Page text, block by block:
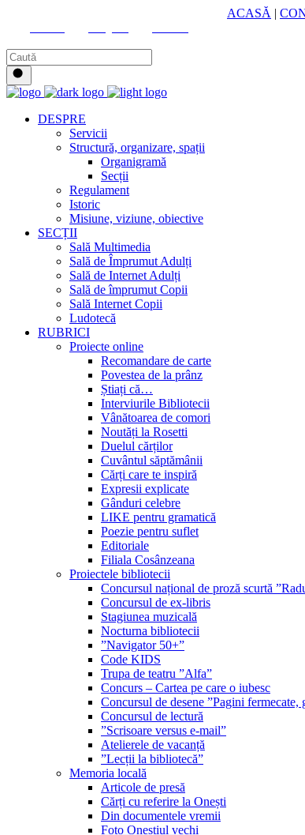
ACASĂ |
DESPRE
Servicii
Structură, organizare, spații
Organigramă
Secții
Regulament
Istoric
Misiune, viziune, obiective
SECȚII
Sală Multimedia
Sală de Împrumut Adulți
Sală de Internet Adulți
Sală de împrumut Copii
Sală Internet Copii
Ludotecă
RUBRICI
Proiecte online
Recomandare de carte
Povestea de la prânz
Știați că…
Interviurile Bibliotecii
Vânătoarea de comori
Noutăți la Rosetti
Duelul cărților
Cuvântul săptămânii
Cărți care te inspiră
Expresii explicate
Gânduri celebre
LIKE pentru gramatică
Poezie pentru suflet
Editoriale
Filiala Cosânzeana
Proiectele bibliotecii
Concursul național de proză scurtă
Concursul de ex-libris
Stagiunea muzicală
Nocturna bibliotecii
”Navigator 50+”
Code KIDS
Trupa de teatru ”Alfa”
Concurs – Cartea pe care o iubesc
Concursul de desene ”Pagini fermecate,
Concursul de lectură
”Scrisoare versus e-mail”
Atelierele de vacanță
”Lecții la bibliotecă”
Memoria locală
Articole de presă
Cărți cu referire la Onești
Din documentele vremii
Foto Oneștiul vechi